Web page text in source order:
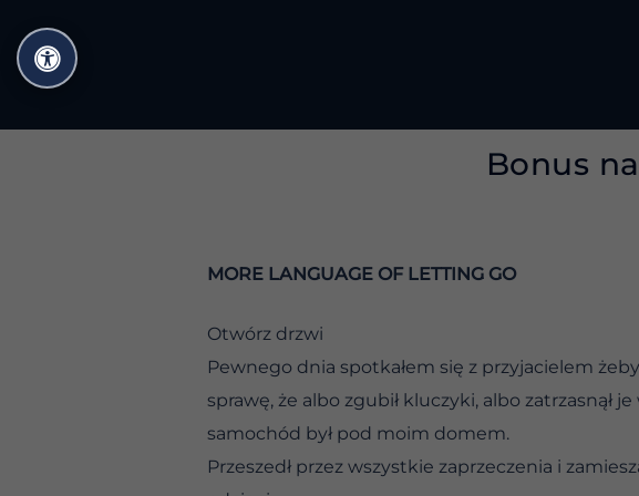
do
treści
Bonus
MORE LANGUAGE OF LETTING GO
Otwórz drzwi
Pewnego dnia spotkałem się z przyjacielem
sprawę, że albo zgubił kluczyki, albo
samochód był pod moim domem.
Przeszedł przez wszystkie zaprzeczenia i